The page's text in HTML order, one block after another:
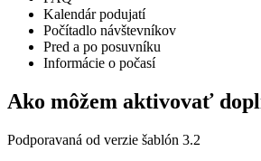
Kalendár podujatí
Počítadlo návštevníkov
Pred a po posuvníku
Informácie o počasí
Ako môžem aktivovať
Podporavaná od verzie šablón 3.2